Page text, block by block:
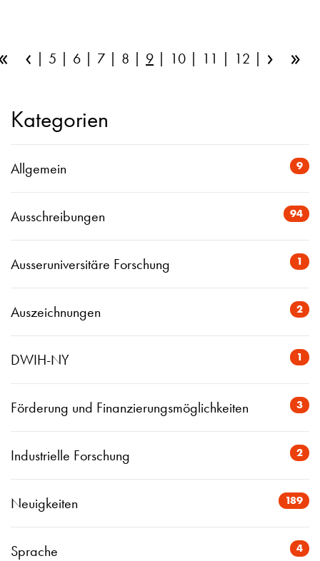
‹ 5 6 7 8 9 10 11 12 › »
Kategorien
Allgemein 9
Ausschreibungen 94
Ausseruniversitäre Forschung 1
Auszeichnungen 2
DWIH-NY 1
Förderung und Finanzierungsmöglichkeiten 3
Industrielle Forschung 2
Neuigkeiten 189
Sprache 4